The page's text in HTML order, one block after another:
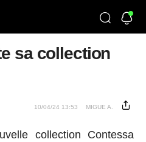
sa collection
10/04/24 13:53 MIGUE A.
collection Contessa